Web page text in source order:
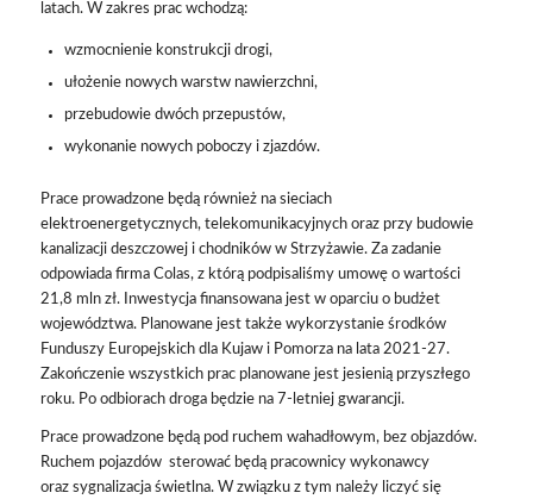
latach. W zakres prac wchodzą:
wzmocnienie konstrukcji drogi,
ułożenie nowych warstw nawierzchni,
przebudowie dwóch przepustów,
wykonanie nowych poboczy i zjazdów.
Prace prowadzone będą również na sieciach
elektroenergetycznych, telekomunikacyjnych oraz przy budowie
kanalizacji deszczowej i chodników w Strzyżawie. Za zadanie
odpowiada firma Colas, z którą podpisaliśmy umowę o wartości
21,8 mln zł. Inwestycja finansowana jest w oparciu o budżet
województwa. Planowane jest także wykorzystanie środków
Funduszy Europejskich dla Kujaw i Pomorza na lata 2021-27.
Zakończenie wszystkich prac planowane jest jesienią przyszłego
roku. Po odbiorach droga będzie na 7-letniej gwarancji.
Prace prowadzone będą pod ruchem wahadłowym, bez objazdów.
Ruchem pojazdów sterować będą pracownicy wykonawcy
oraz sygnalizacja świetlna. W związku z tym należy liczyć się